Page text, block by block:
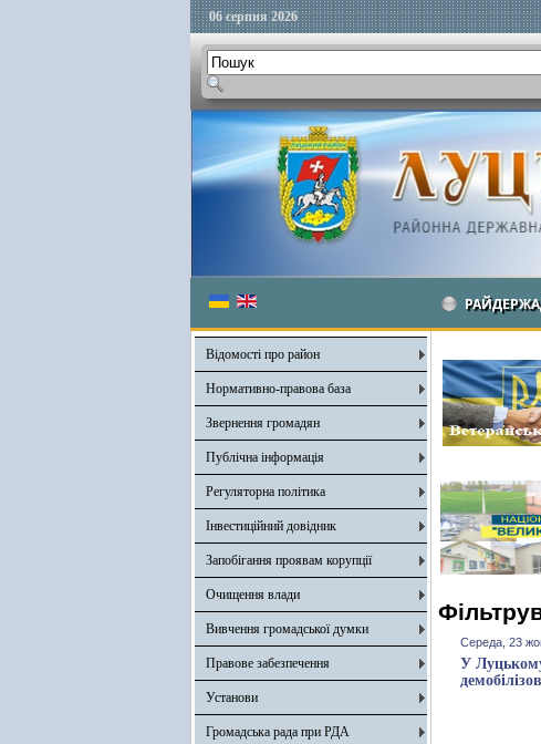
06 серпня 2026
Відомості про район
Нормативно-правова база
Звернення громадян
Публічна інформація
Регуляторна політика
Інвестиційний довідник
Запобігання проявам корупції
Очищення влади
Вивчення громадської думки
Правове забезпечення
Установи
Громадська рада при РДА
Середа, 23
У Луцькому